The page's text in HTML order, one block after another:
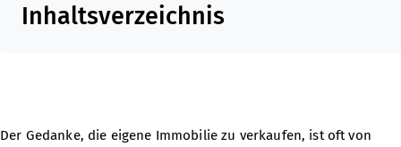
Inhaltsverzeichnis
Der Gedanke, die eigene Immobilie zu verkaufen, ist oft von